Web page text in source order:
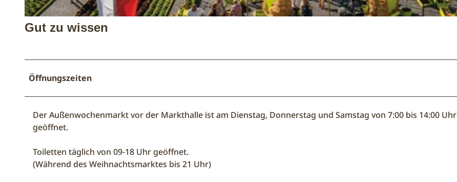
Gut zu wissen
Öffnungszeiten
Der Außenwochenmarkt vor der Markthalle ist am Dienstag, Donnerstag und Samstag von 7:00 bis 14:00 Uhr
geöffnet.
Toiletten täglich von 09-18 Uhr geöffnet.
(Während des Weihnachtsmarktes bis 21 Uhr)